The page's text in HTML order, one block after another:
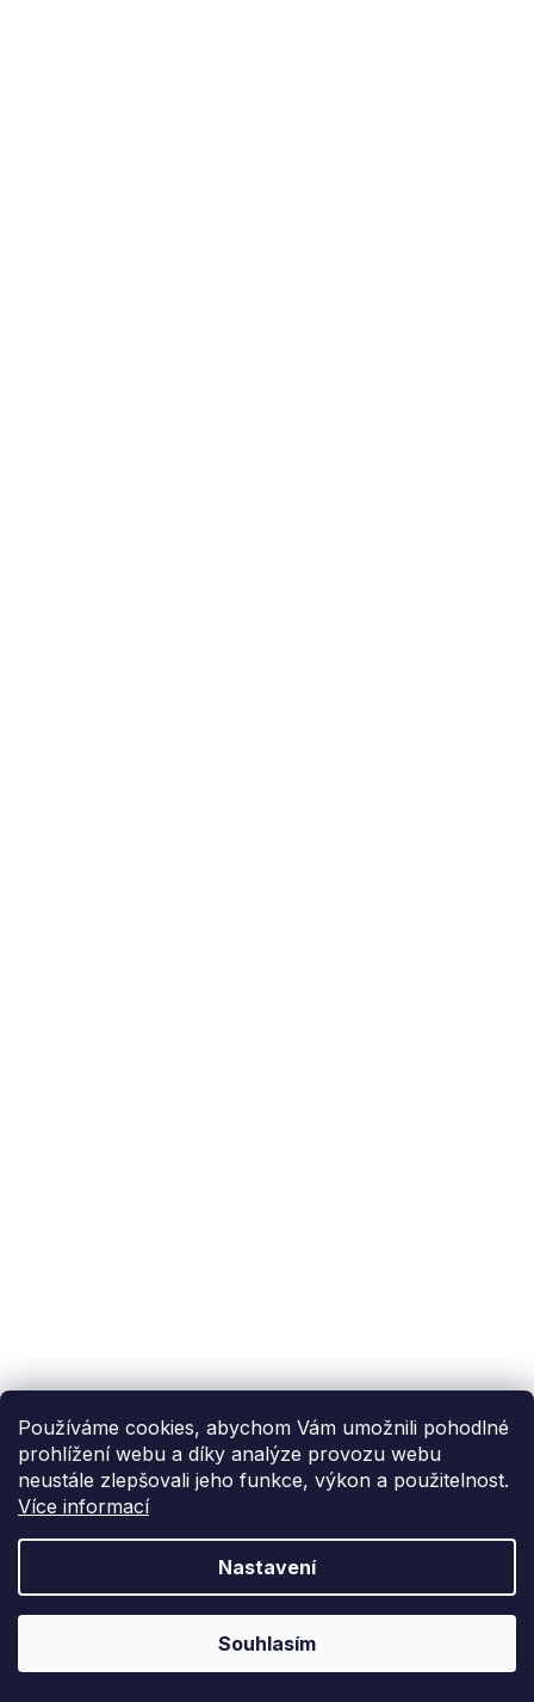
Používáme cookies, abychom Vám umožnili pohodlné
prohlížení webu a díky analýze provozu webu
neustále zlepšovali jeho funkce, výkon a použitelnost.
Více informací
Nastavení
Souhlasím